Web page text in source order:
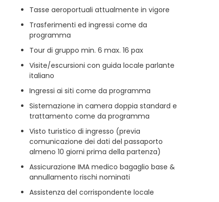
Tasse aeroportuali attualmente in vigore
Trasferimenti ed ingressi come da
programma
Tour di gruppo min. 6 max. 16 pax
Visite/escursioni con guida locale parlante
italiano
Ingressi ai siti come da programma
Sistemazione in camera doppia standard e
trattamento come da programma
Visto turistico di ingresso (previa
comunicazione dei dati del passaporto
almeno 10 giorni prima della partenza)
Assicurazione IMA medico bagaglio base &
annullamento rischi nominati
Assistenza del corrispondente locale